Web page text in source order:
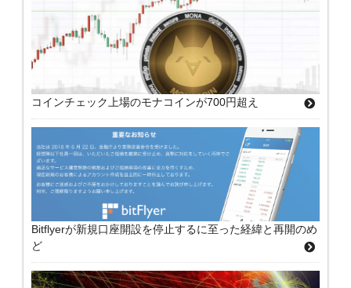
コインチェック上場のモナコインが700円超え
Bitflyerが新規口座開設を停止するに至った経緯と再開のめ
ど